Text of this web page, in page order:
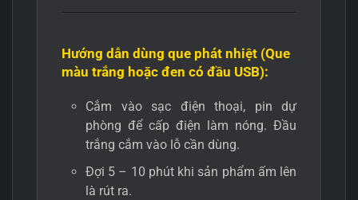
Hướng dẫn dùng que phát nhiệt (Que
màu trắng hoặc đen có đầu USB):
Cắm vào sạc điện thoại, pin dự
phòng để cấp điện làm nóng. Đầu
trắng cắm vào lỗ cần dùng.
Đợi 5 – 10 phút khi sản phẩm ấm lên
là rút ra.